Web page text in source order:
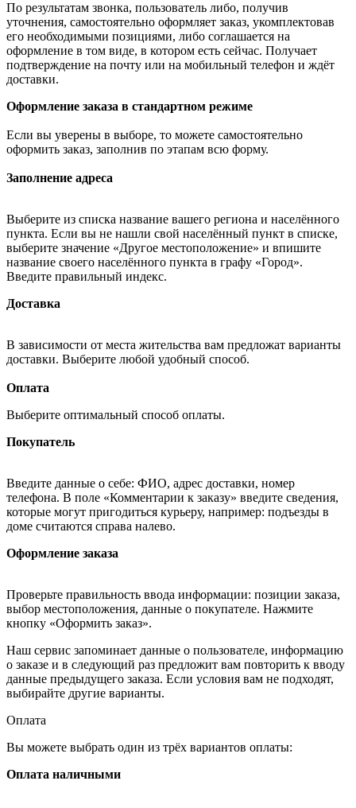
По результатам звонка, пользователь либо, получив
уточнения, самостоятельно оформляет заказ, укомплектовав
его необходимыми позициями, либо соглашается на
оформление в том виде, в котором есть сейчас. Получает
подтверждение на почту или на мобильный телефон и ждёт
доставки.
Оформление заказа в стандартном режиме
Если вы уверены в выборе, то можете самостоятельно
оформить заказ, заполнив по этапам всю форму.
Заполнение адреса
Выберите из списка название вашего региона и населённого
пункта. Если вы не нашли свой населённый пункт в списке,
выберите значение «Другое местоположение» и впишите
название своего населённого пункта в графу «Город».
Введите правильный индекс.
Доставка
В зависимости от места жительства вам предложат варианты
доставки. Выберите любой удобный способ.
Оплата
Выберите оптимальный способ оплаты.
Покупатель
Введите данные о себе: ФИО, адрес доставки, номер
телефона. В поле «Комментарии к заказу» введите сведения,
которые могут пригодиться курьеру, например: подъезды в
доме считаются справа налево.
Оформление заказа
Проверьте правильность ввода информации: позиции заказа,
выбор местоположения, данные о покупателе. Нажмите
кнопку «Оформить заказ».
Наш сервис запоминает данные о пользователе, информацию
о заказе и в следующий раз предложит вам повторить к вводу
данные предыдущего заказа. Если условия вам не подходят,
выбирайте другие варианты.
Оплата
Вы можете выбрать один из трёх вариантов оплаты:
Оплата наличными